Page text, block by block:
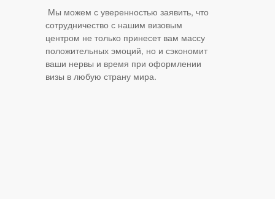
Мы можем с уверенностью заявить, что
сотрудничество с нашим визовым
центром не только принесет вам массу
положительных эмоций, но и сэкономит
ваши нервы и время при оформлении
визы в любую страну мира.